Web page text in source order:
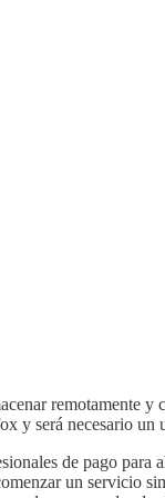
remotamente
y será necesario
de pago para
un servicio